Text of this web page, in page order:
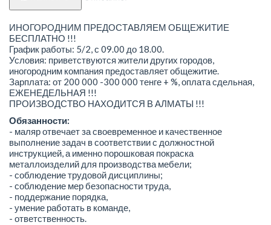
ИНОГОРОДНИМ ПРЕДОСТАВЛЯЕМ ОБЩЕЖИТИЕ
БЕСПЛАТНО !!!
График работы: 5/2, с 09.00 до 18.00.
Условия: приветствуются жители других городов,
иногородним компания предоставляет общежитие.
Зарплата: от 200 000 -300 000 тенге + %, оплата сдельная,
ЕЖЕНЕДЕЛЬНАЯ !!!
ПРОИЗВОДСТВО НАХОДИТСЯ В АЛМАТЫ !!!
Обязанности:
- маляр отвечает за своевременное и качественное
выполнение задач в соответствии с должностной
инструкцией, а именно порошковая покраска
металлоизделий для производства мебели;
- соблюдение трудовой дисциплины;
- соблюдение мер безопасности труда,
- поддержание порядка,
- умение работать в команде,
- ответственность.